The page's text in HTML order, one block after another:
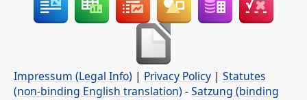
Impressum (Legal Info) | Privacy Policy | Statutes
(non-binding English translation) -Satzung (binding